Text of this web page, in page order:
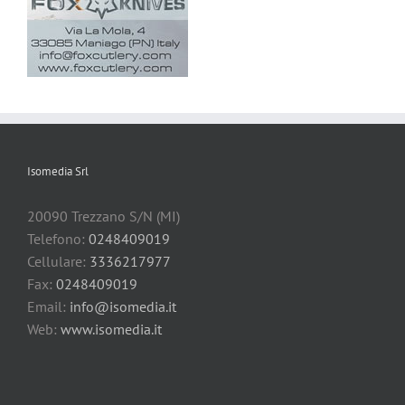
Isomedia Srl
20090 Trezzano S/N (MI)
Telefono: 0248409019
Cellulare: 3336217977
Fax: 0248409019
Email: info@isomedia.it
Web: www.isomedia.it